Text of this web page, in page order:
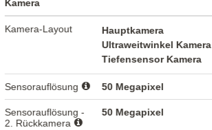
Kamera
Kamera-Layout
Hauptkamera
Ultraweitwinkel Kamera
Tiefensensor Kamera
Sensorauflösung 50 Megapixel
Sensorauflösung -
2. Rückkamera
50 Megapixel